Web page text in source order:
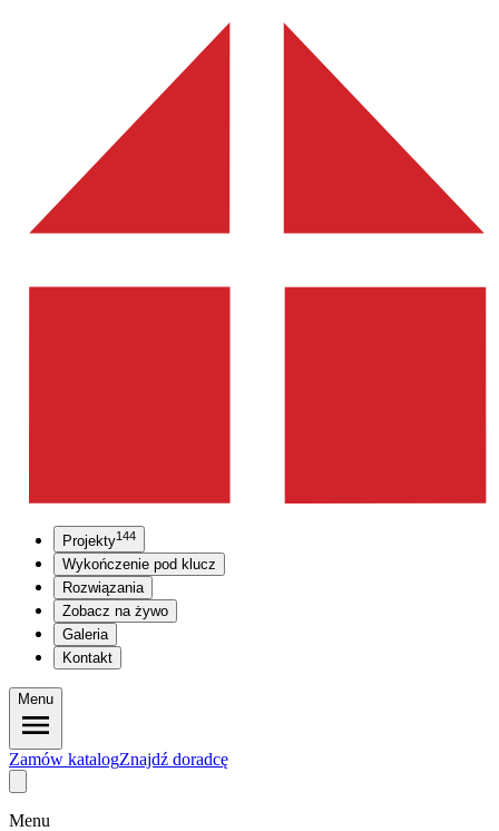
Projekty144
Wykończenie pod klucz
Rozwiązania
Zobacz na żywo
Galeria
Kontakt
Menu
Zamów katalogZnajdź doradcę
Menu